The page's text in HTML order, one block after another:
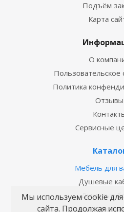
Подъём
Карта
О
Пользовательское
Политика
Отзывы
Сервисные
Мебель для
Душевые
Душевые
Душевые
Мы используем cookie
сайта. Продолжая